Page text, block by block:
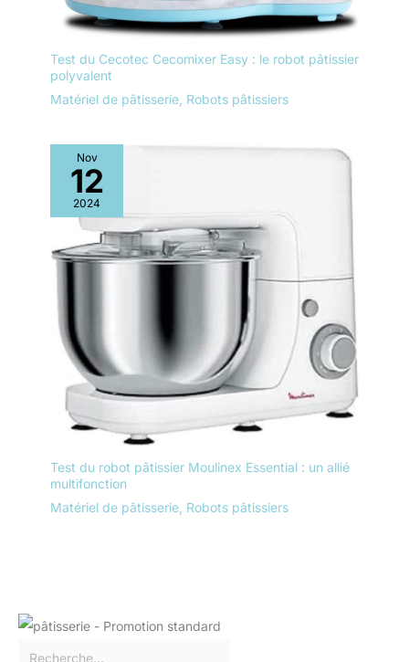
Test du Cecotec Cecomixer Easy : le robot pâtissier
polyvalent
Matériel de pâtisserie Robots pâtissiers
Nov
12
2024
Test du robot pâtissier Moulinex Essential : un allié
multifonction
Matériel de pâtisserie Robots pâtissiers